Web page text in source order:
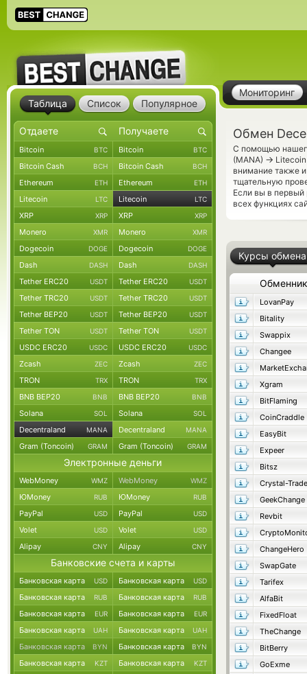
Мониторинг
Обмен
С помощью
(MANA) →
внимание также
тщательную
Если вы в первый
всех функциях
Курсы обмена
Обменник
LovanPay
Bitality
Swappix
Changee
Xgram
BitFlaming
CoinCraddle
EasyBit
Expeer
Bitsz
Crystal-Trade
GeekChange
Revbit
ChangeHero
SwapGate
Tarifex
AlfaBit
FixedFloat
TheChange
BitBerry
GoExme
Таблица Список Популярное
Bitcoin BTC Bitcoin BTC
Bitcoin Cash BCH Bitcoin Cash BCH
Ethereum ETH Ethereum ETH
Litecoin LTC Litecoin LTC
XRP XRP XRP XRP
Monero XMR Monero XMR
Dogecoin DOGE Dogecoin DOGE
Dash DASH Dash DASH
Tether ERC20 USDT Tether ERC20 USDT
Tether TRC20 USDT Tether TRC20 USDT
Tether BEP20 USDT Tether BEP20 USDT
Tether TON USDT Tether TON USDT
USDC ERC20 USDC USDC ERC20 USDC
Zcash ZEC Zcash ZEC
TRON TRX TRON TRX
BNB BEP20 BNB BNB BEP20 BNB
Solana SOL Solana SOL
Decentraland MANA Decentraland MANA
Gram (Toncoin) GRAM Gram (Toncoin) GRAM
Электронные деньги
WebMoney WMZ WebMoney WMZ
ЮMoney RUB ЮMoney RUB
PayPal USD PayPal USD
Volet USD Volet USD
Alipay CNY Alipay CNY
Банковские счета и карты
Банковская карта USD Банковская карта USD
Банковская карта RUB Банковская карта RUB
Банковская карта EUR Банковская карта EUR
Банковская карта UAH Банковская карта UAH
Банковская карта BYN Банковская карта BYN
Банковская карта KZT Банковская карта KZT